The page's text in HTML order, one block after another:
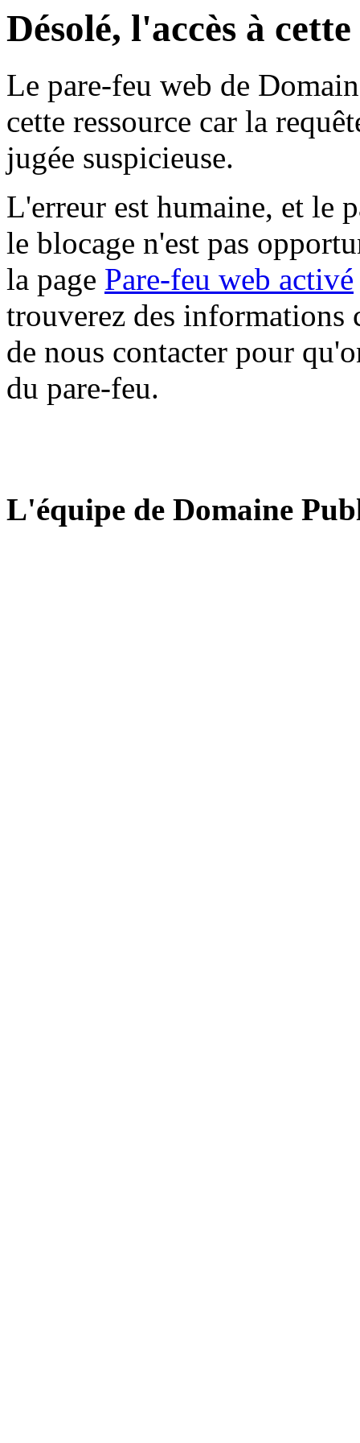
Désolé, l'accès à
Le pare-feu web de
cette ressource car la
jugée suspicieuse.
L'erreur est humaine, et le
le blocage n'est pas
la page Pare-feu web activé
trouverez des informations
de nous contacter pour
du pare-feu.
L'équipe de Domaine